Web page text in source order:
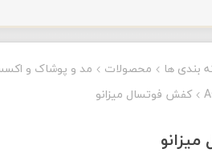
بندی ها محصولات مد و پوشاک و
کفش فوتسال میزانو